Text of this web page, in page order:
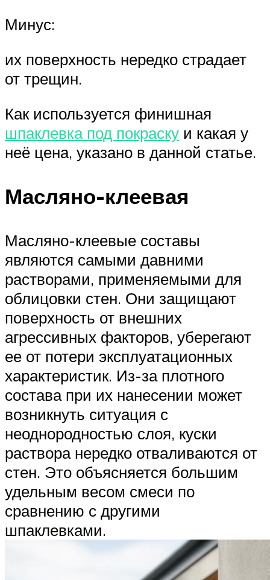
Минус:
их поверхность нередко страдает
от трещин.
Как используется финишная
шпаклевка под покраску и какая у
неё цена, указано в данной статье.
Масляно-клеевая
Масляно-клеевые составы
являются самыми давними
растворами, применяемыми для
облицовки стен. Они защищают
поверхность от внешних
агрессивных факторов, уберегают
ее от потери эксплуатационных
характеристик. Из-за плотного
состава при их нанесении может
возникнуть ситуация с
неоднородностью слоя, куски
раствора нередко отваливаются от
стен. Это объясняется большим
удельным весом смеси по
сравнению с другими
шпаклевками.